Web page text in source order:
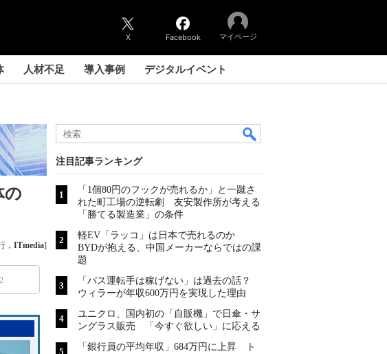
X Facebook マイページ
人材不足 導入事例 デジタルイベント
の
， ITmedia]
2
注目記事ランキング
「1個80円のフックが売れるか」と一蹴さ
れた町工場の逆転劇 友安製作所が考える
「勝てる製造業」の条件
軽EV「ラッコ」は日本で売れるのか
BYDが抱える、中国メーカーならではの課
題
「バス運転手は稼げない」は過去の話？
ウィラーが年収600万円を実現した理由
ユニクロ、国内初の「自販機」で日傘・サ
ングラス販売 「今すぐ欲しい」に応える
「銀行員の平均年収」684万円に上昇 ト